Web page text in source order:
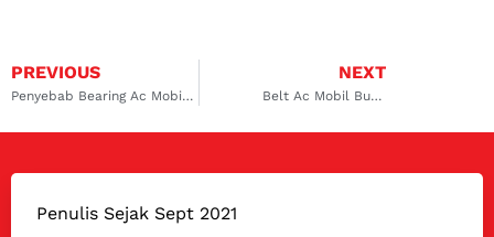
PREVIOUS
Penyebab Bearing Ac Mobil Bunyi
NEXT
Belt Ac Mobil Bunyi
Penulis Sejak Sept 2021